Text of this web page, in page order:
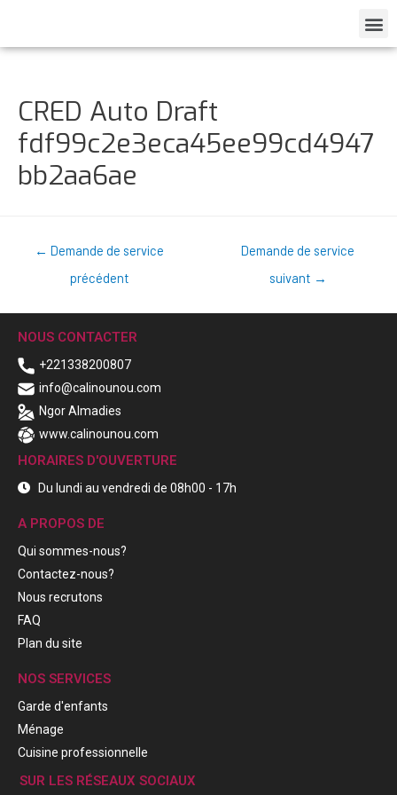
CRED Auto Draft
fdf99c2e3eca45ee99cd4947
bb2aa6ae
← Demande de service
précédent
Demande de service
suivant →
NOUS CONTACTER
+221338200807
info@calinounou.com
Ngor Almadies
www.calinounou.com
HORAIRES D'OUVERTURE
Du lundi au vendredi de 08h00 - 17h
A PROPOS DE
Qui sommes-nous?
Contactez-nous?
Nous recrutons
FAQ
Plan du site
NOS SERVICES
Garde d'enfants
Ménage
Cuisine professionnelle
SUR LES RÉSEAUX SOCIAUX